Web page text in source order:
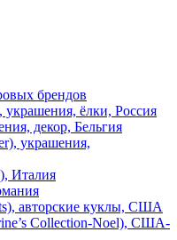
брендов
ёлки, Россия
декор, Бельгия
украшения,
Италия
авторские куклы, США
Collection-Noel), США-